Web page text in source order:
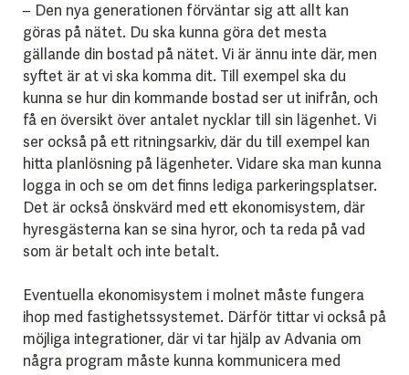
– Den nya generationen förväntar sig att allt kan
göras på nätet. Du ska kunna göra det mesta
gällande din bostad på nätet. Vi är ännu inte där, men
syftet är at vi ska komma dit. Till exempel ska du
kunna se hur din kommande bostad ser ut inifrån, och
få en översikt över antalet nycklar till sin lägenhet. Vi
ser också på ett ritningsarkiv, där du till exempel kan
hitta planlösning på lägenheter. Vidare ska man kunna
logga in och se om det finns lediga parkeringsplatser.
Det är också önskvärd med ett ekonomisystem, där
hyresgästerna kan se sina hyror, och ta reda på vad
som är betalt och inte betalt.
Eventuella ekonomisystem i molnet måste fungera
ihop med fastighetssystemet. Därför tittar vi också på
möjliga integrationer, där vi tar hjälp av Advania om
några program måste kunna kommunicera med